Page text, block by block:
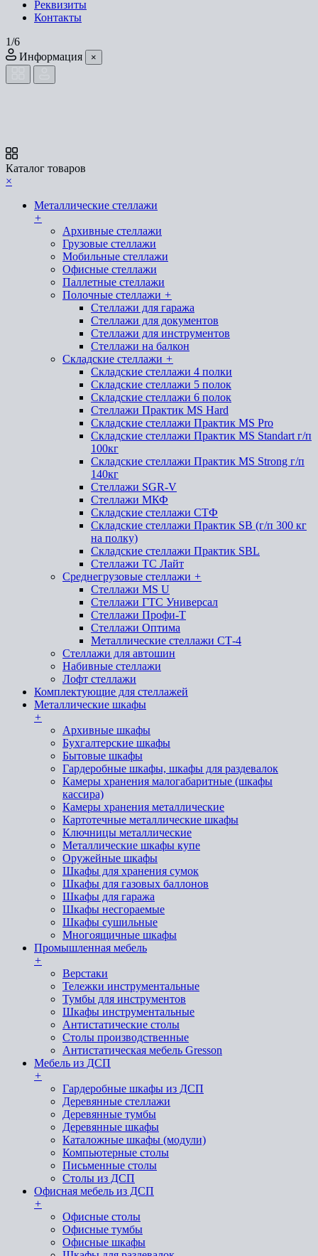
Реквизиты
Контакты
1/6
Информация
×
Каталог товаров
×
Металлические стеллажи
+
Архивные стеллажи
Грузовые стеллажи
Мобильные стеллажи
Офисные стеллажи
Паллетные стеллажи
Полочные стеллажи +
Стеллажи для гаража
Стеллажи для документов
Стеллажи для инструментов
Стеллажи на балкон
Складские стеллажи +
Складские стеллажи 4 полки
Складские стеллажи 5 полок
Складские стеллажи 6 полок
Стеллажи Практик MS Hard
Складские стеллажи Практик MS Pro
Складские стеллажи Практик MS Standart г/п
100кг
Складские стеллажи Практик MS Strong г/п
140кг
Стеллажи SGR-V
Стеллажи МКФ
Складские стеллажи СТФ
Складские стеллажи Практик SB (г/п 300 кг
на полку)
Складские стеллажи Практик SBL
Стеллажи ТС Лайт
Среднегрузовые стеллажи +
Стеллажи MS U
Стеллажи ГТС Универсал
Стеллажи Профи-Т
Стеллажи Оптима
Металлические стеллажи СТ-4
Стеллажи для автошин
Набивные стеллажи
Лофт стеллажи
Комплектующие для стеллажей
Металлические шкафы
+
Архивные шкафы
Бухгалтерские шкафы
Бытовые шкафы
Гардеробные шкафы, шкафы для раздевалок
Камеры хранения малогабаритные (шкафы
кассира)
Камеры хранения металлические
Картотечные металлические шкафы
Ключницы металлические
Металлические шкафы купе
Оружейные шкафы
Шкафы для хранения сумок
Шкафы для газовых баллонов
Шкафы для гаража
Шкафы несгораемые
Шкафы сушильные
Многоящичные шкафы
Промышленная мебель
+
Верстаки
Тележки инструментальные
Тумбы для инструментов
Шкафы инструментальные
Антистатические столы
Столы производственные
Антистатическая мебель Gresson
Мебель из ДСП
+
Гардеробные шкафы из ДСП
Деревянные стеллажи
Деревянные тумбы
Деревянные шкафы
Каталожные шкафы (модули)
Компьютерные столы
Письменные столы
Столы из ДСП
Офисная мебель из ДСП
+
Офисные столы
Офисные тумбы
Офисные шкафы